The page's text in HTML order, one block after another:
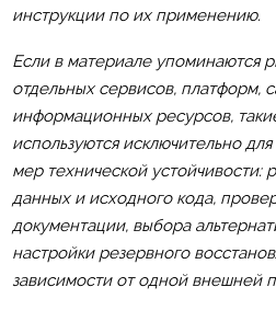
инструкции по их применению.
Если в материале упоминаются
отдельных сервисов, платформ,
информационных ресурсов,
используются исключительно
мер технической устойчивости:
данных и исходного кода,
документации, выбора
настройки резервного
зависимости от одной внешней